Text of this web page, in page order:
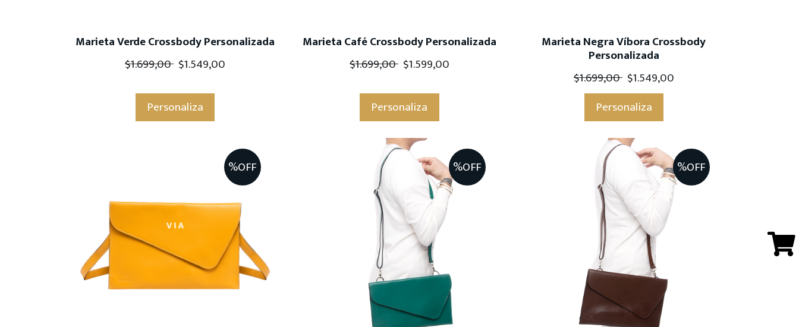
Marieta Verde Crossbody Personalizada
$1.699,00 $1.549,00
Personaliza
Marieta Café Crossbody Personalizada
$1.699,00 $1.599,00
Personaliza
Marieta Negra Víbora Crossbody
Personalizada
$1.699,00 $1.549,00
Personaliza
%OFF %OFF %OFF